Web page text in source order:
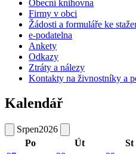
Obecní knihovna
Firmy v obci
Žádosti a formuláře ke
e-podatelna
Ankety
Odkazy
Ztráty a nálezy
Kontakty na živnostníky a
Kalendář
Srpen2026
Po
Út St